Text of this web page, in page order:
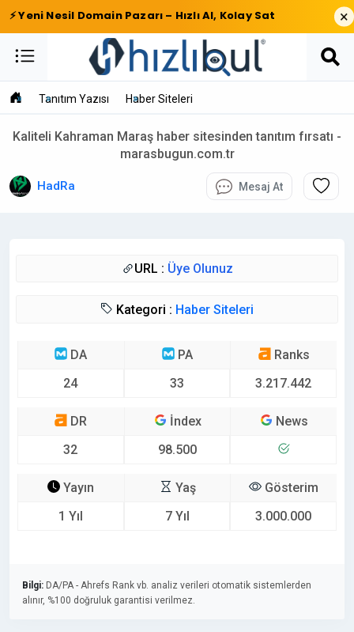
⚡ Yeni Nesil Domain Pazarı – Hızlı Al, Kolay Sat ×
Tanıtım Yazısı Haber Siteleri
Kaliteli Kahraman Maraş haber sitesinden tanıtım fırsatı -
marasbugun.com.tr
HadRa Mesaj At
URL : Üye Olunuz
Kategori : Haber Siteleri
DA
24
PA
33
Ranks
3.217.442
DR
32
İndex
98.500
News
Yayın
1 Yıl
Yaş
7 Yıl
Gösterim
3.000.000
Bilgi: DA/PA - Ahrefs Rank vb. analiz verileri otomatik sistemlerden
alınır, %100 doğruluk garantisi verilmez.